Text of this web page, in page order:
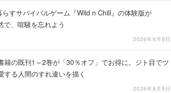
すサバイバルゲーム『Wild n Chill』の体験版が
、喧騒を忘れよう
2026年8月8日
籍の既刊1～2巻が「30％オフ」でお得に。ジト目でツ
る人間のすれ違いを描く
2026年8月8日